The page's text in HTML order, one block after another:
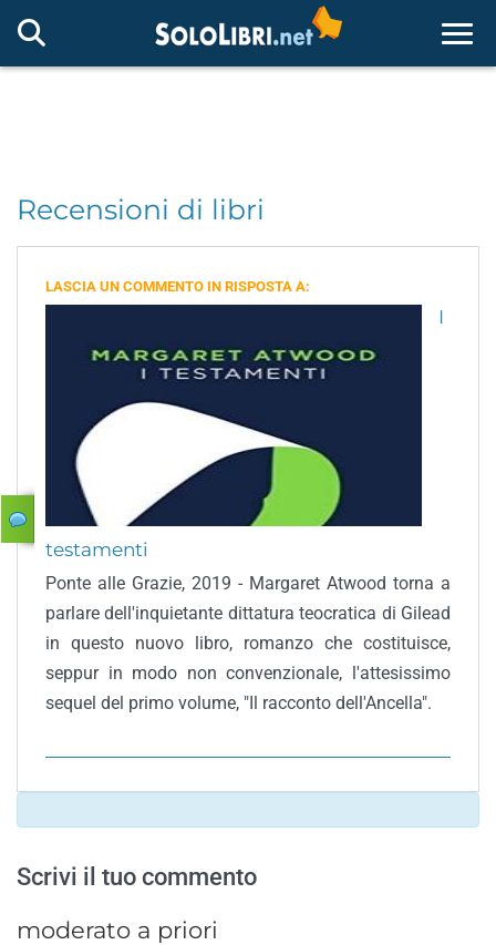
Recensioni di libri
LASCIA UN COMMENTO IN RISPOSTA A:
I
testamenti
Ponte alle Grazie, 2019 - Margaret Atwood torna a
parlare dell'inquietante dittatura teocratica di Gilead
in questo nuovo libro, romanzo che costituisce,
seppur in modo non convenzionale, l'attesissimo
sequel del primo volume, "Il racconto dell'Ancella".
Scrivi il tuo commento
moderato a priori